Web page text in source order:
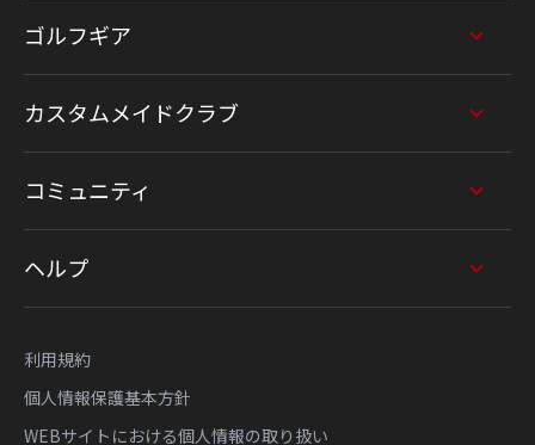
ゴルフギア
カスタムメイドクラブ
コミュニティ
ヘルプ
利用規約
個人情報保護基本方針
WEBサイトにおける個人情報の取り扱い